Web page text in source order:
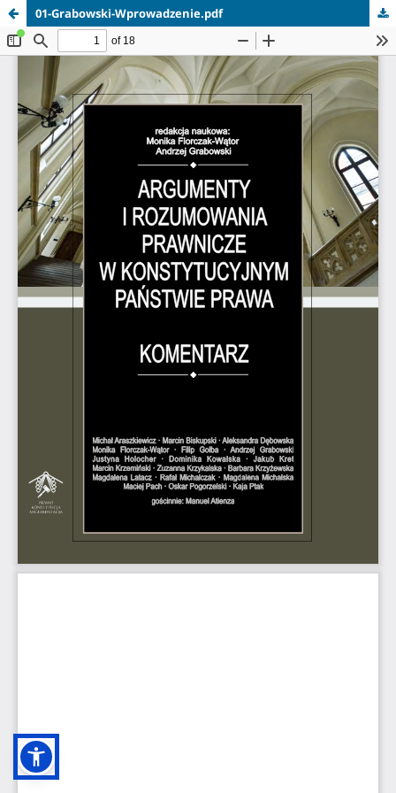
01-Grabowski-Wprowadzenie.pdf